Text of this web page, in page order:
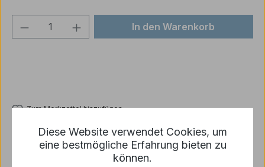
Produkt Anzahl: Gib denIn den Warenkorb
Zum Merkzettel hinzufügen
Produktnummer: p2149-R12-03A
Diese Website verwendet Cookies, um
eine bestmögliche Erfahrung bieten zu
können.